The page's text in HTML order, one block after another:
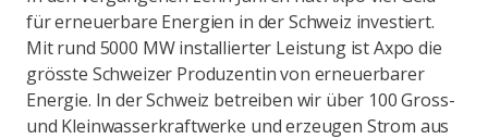
für erneuerbare Energien in der Schweiz investiert.
Mit rund 5000 MW installierter Leistung ist Axpo die
grösste Schweizer Produzentin von erneuerbarer
Energie. In der Schweiz betreiben wir über 100 Gross-
und Kleinwasserkraftwerke und erzeugen Strom aus